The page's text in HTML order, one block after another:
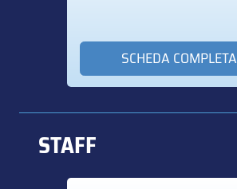
SCHEDA COMPLETA
STAFF